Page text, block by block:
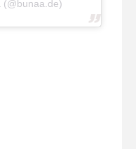
(@bunaa.de)